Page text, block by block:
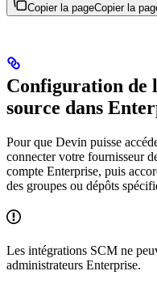
Copier la pageCopier la
Configuration de
source dans
Pour que Devin puisse
connecter votre fournisseur
compte Enterprise, puis
des groupes ou dépôts
Les intégrations SCM ne
administrateurs Enterprise.